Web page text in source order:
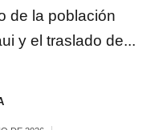
de la población
y el traslado de...